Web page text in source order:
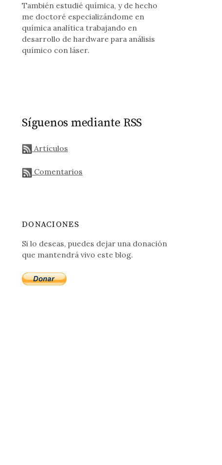
También estudié química, y de hecho
me doctoré especializándome en
química analítica trabajando en
desarrollo de hardware para análisis
químico con láser.
Síguenos mediante RSS
Artículos
Comentarios
DONACIONES
Si lo deseas, puedes dejar una donación
que mantendrá vivo este blog.